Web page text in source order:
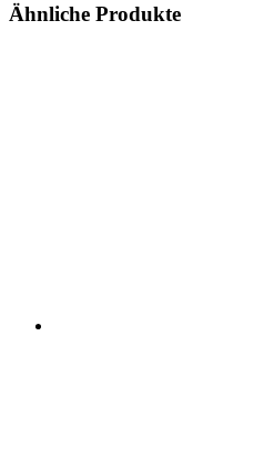
Ähnliche Produkte